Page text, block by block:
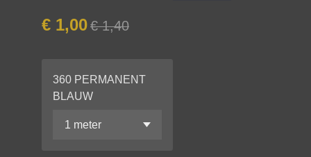
€ 1,00€ 1,40
360 PERMANENT
BLAUW